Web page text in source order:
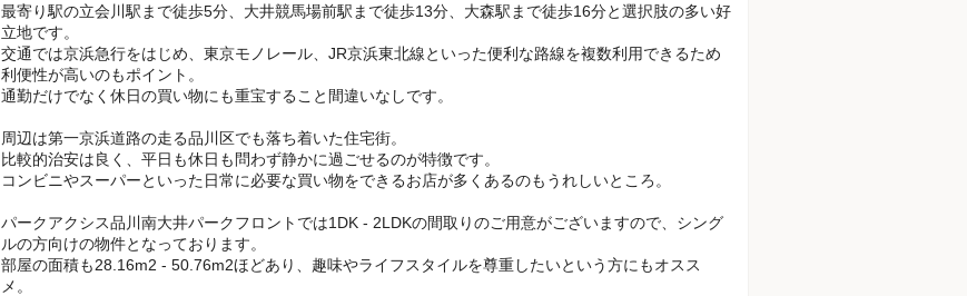
最寄り駅の立会川駅まで徒歩5分、大井競馬場前駅まで徒歩13分、大森駅まで徒歩16分と選択肢の多い好
立地です。
交通では京浜急行をはじめ、東京モノレール、JR京浜東北線といった便利な路線を複数利用できるため
利便性が高いのもポイント。
通勤だけでなく休日の買い物にも重宝すること間違いなしです。
周辺は第一京浜道路の走る品川区でも落ち着いた住宅街。
比較的治安は良く、平日も休日も問わず静かに過ごせるのが特徴です。
コンビニやスーパーといった日常に必要な買い物をできるお店が多くあるのもうれしいところ。
パークアクシス品川南大井パークフロントでは1DK - 2LDKの間取りのご用意がございますので、シング
ルの方向けの物件となっております。
部屋の面積も28.16m2 - 50.76m2ほどあり、趣味やライフスタイルを尊重したいという方にもオスス
メ。